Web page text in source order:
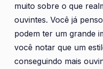
muito sobre o que
ouvintes. Você já
podem ter um grande
você notar que um
conseguindo mais